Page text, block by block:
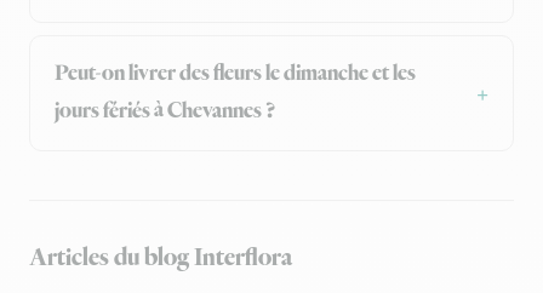
Peut-on livrer des fleurs le dimanche et les
jours fériés à Chevannes ?
Articles du blog Interflora